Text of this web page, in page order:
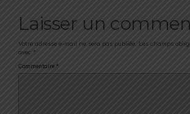
Laisser un
Votre adresse e-mail ne sera pas publiée. Les champs
avec *
Commentaire *